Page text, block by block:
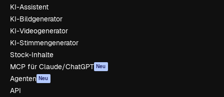
KI-Assistent
KI-Bildgenerator
KI-Videogenerator
KI-Stimmengenerator
Stock-Inhalte
MCP für Claude/ChatGPT Neu
Agenten Neu
API